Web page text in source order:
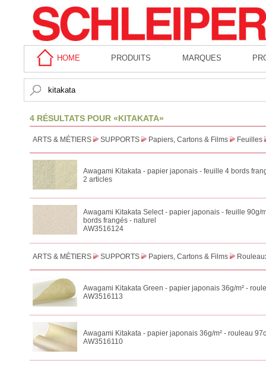
HOME PRODUITS MARQUES
4 RÉSULTATS POUR «KITAKATA»
ARTS & MÉTIERS SUPPORTS Papiers, Cartons & Films Feuilles
Awagami Kitakata - papier japonais - feuille 4 bords
2 articles
Awagami Kitakata Select - papier japonais - feuille 90g/
bords frangés - naturel
AW3516124
ARTS & MÉTIERS SUPPORTS Papiers, Cartons & Films
Awagami Kitakata Green - papier japonais 36g/m² -
AW3516113
Awagami Kitakata - papier japonais 36g/m² - rouleau
AW3516110